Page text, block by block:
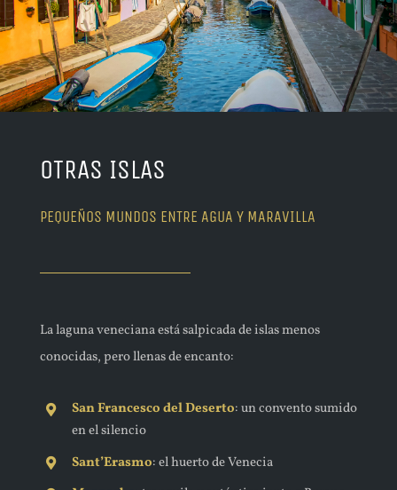
OTRAS ISLAS
PEQUEÑOS MUNDOS ENTRE AGUA Y MARAVILLA
La laguna veneciana está salpicada de islas menos
conocidas, pero llenas de encanto:
San Francesco del Deserto: un convento sumido
en el silencio
Sant’Erasmo: el huerto de Venecia